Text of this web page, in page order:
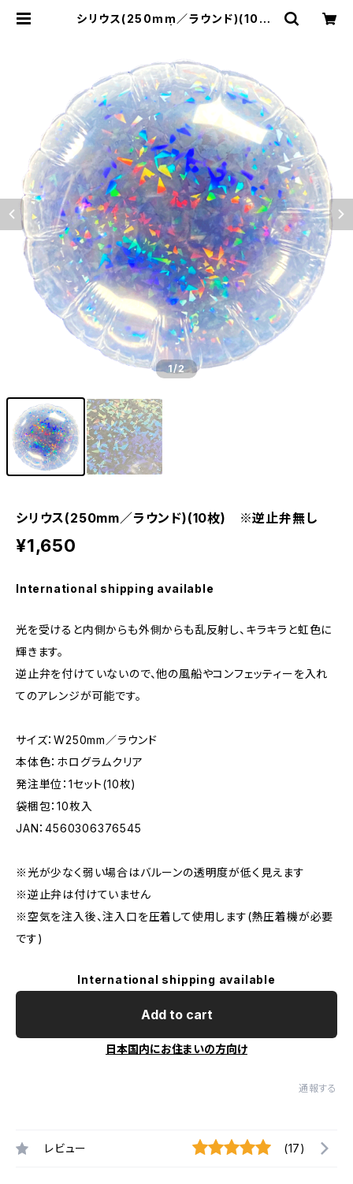
シリウス(250mm／ラウンド)(10枚)
1/2
シリウス(250mm／ラウンド)(10枚) ※逆止弁無し
¥1,650
International shipping available
光を受けると内側からも外側からも乱反射し、キラキラと虹色に
輝きます。
逆止弁を付けていないので、他の風船やコンフェッティーを入れ
てのアレンジが可能です。
サイズ：W250mm／ラウンド
本体色：ホログラムクリア
発注単位：1セット(10枚)
袋梱包：10枚入
JAN：4560306376545
※光が少なく弱い場合はバルーンの透明度が低く見えます
※逆止弁は付けていません
※空気を注入後、注入口を圧着して使用します(熱圧着機が必要
です)
International shipping available
Add to cart
日本国内にお住まいの方向け
通報する
レビュー (17)